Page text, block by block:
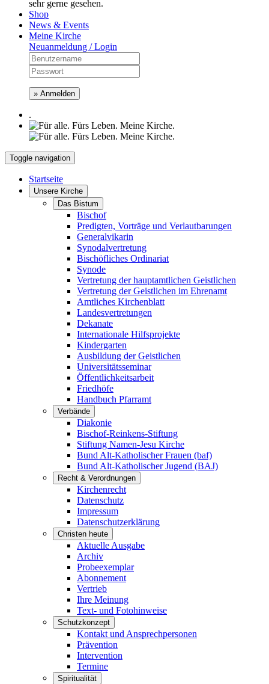
sehr gerne gesehen.
Shop
News & Events
Meine Kirche
Neuanmeldung / Login
» Anmelden
.
Toggle navigation
Startseite
Unsere Kirche
Das Bistum
Bischof
Predigten, Vorträge und Verlautbarungen
Generalvikarin
Synodalvertretung
Bischöfliches Ordinariat
Synode
Vertretung der hauptamtlichen Geistlichen
Vertretung der Geistlichen im Ehrenamt
Amtliches Kirchenblatt
Landesvertretungen
Dekanate
Internationale Hilfsprojekte
Kindergarten
Ausbildung der Geistlichen
Universitätsseminar
Öffentlichkeitsarbeit
Friedhöfe
Handbuch Pfarramt
Verbände
Diakonie
Bischof-Reinkens-Stiftung
Stiftung Namen-Jesu Kirche
Bund Alt-Katholischer Frauen (baf)
Bund Alt-Katholischer Jugend (BAJ)
Recht & Verordnungen
Kirchenrecht
Datenschutz
Impressum
Datenschutzerklärung
Christen heute
Aktuelle Ausgabe
Archiv
Probeexemplar
Abonnement
Vertrieb
Ihre Meinung
Text- und Fotohinweise
Schutzkonzept
Kontakt und Ansprechpersonen
Prävention
Intervention
Termine
Spiritualität